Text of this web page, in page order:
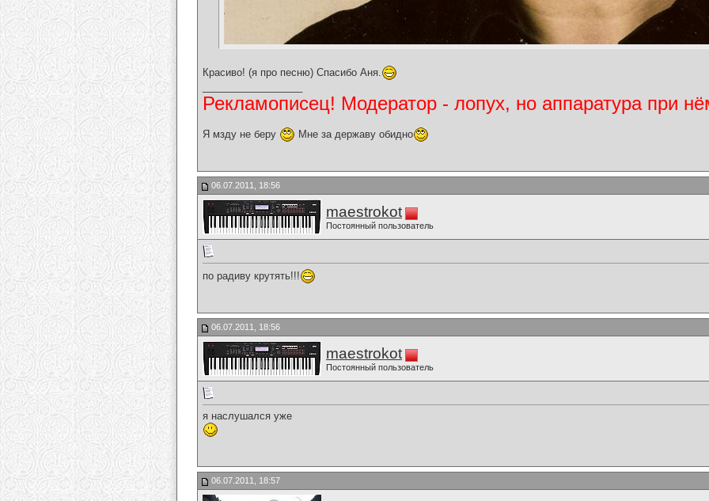
Красиво! (я про песню) Спасибо Аня.
Рекламописец! Модератор - лопух, но аппаратура при
Я мзду не беру Мне за державу обидно
06.07.2011, 18:56
maestrokot
Постоянный пользователь
по радиву крутять!!!
06.07.2011, 18:56
maestrokot
Постоянный пользователь
я наслушался уже
06.07.2011, 18:57